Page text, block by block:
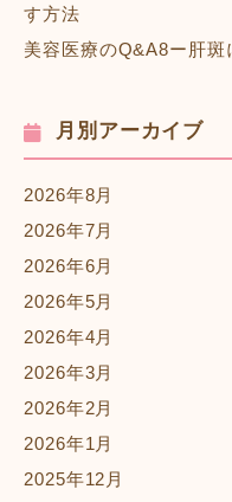
す方法
美容医療のQ&A8ー肝斑
月別アーカイブ
2026年8月
2026年7月
2026年6月
2026年5月
2026年4月
2026年3月
2026年2月
2026年1月
2025年12月